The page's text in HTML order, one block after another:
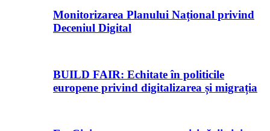
Monitorizarea Planului Național privind
Deceniul Digital
BUILD FAIR: Echitate în politicile
europene privind digitalizarea și migrația